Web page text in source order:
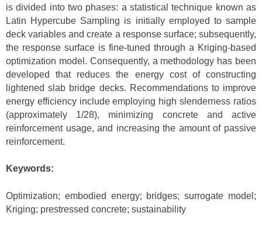
is divided into two phases: a statistical technique known as
Latin Hypercube Sampling is initially employed to sample
deck variables and create a response surface; subsequently,
the response surface is fine-tuned through a Kriging-based
optimization model. Consequently, a methodology has been
developed that reduces the energy cost of constructing
lightened slab bridge decks. Recommendations to improve
energy efficiency include employing high slenderness ratios
(approximately 1/28), minimizing concrete and active
reinforcement usage, and increasing the amount of passive
reinforcement.
Keywords:
Optimization; embodied energy; bridges; surrogate model;
Kriging; prestressed concrete; sustainability